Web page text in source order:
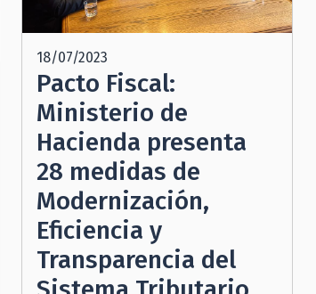
18/07/2023
Pacto Fiscal:
Ministerio de
Hacienda presenta
28 medidas de
Modernización,
Eficiencia y
Transparencia del